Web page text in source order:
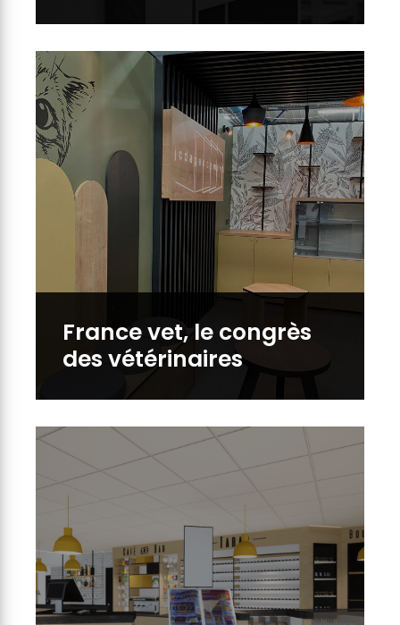
France vet, le congrès
des vétérinaires